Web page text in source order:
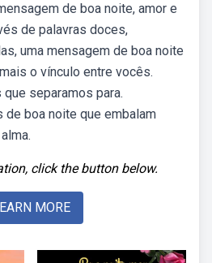
de boa noite, amor e
de palavras doces,
uma mensagem de boa noite
o vínculo entre vocês.
separamos para.
de boa noite que embalam
click the button below.
MORE